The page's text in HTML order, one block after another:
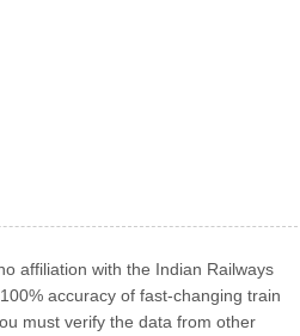
affiliation with the Indian Railways
accuracy of fast-changing train
must verify the data from other